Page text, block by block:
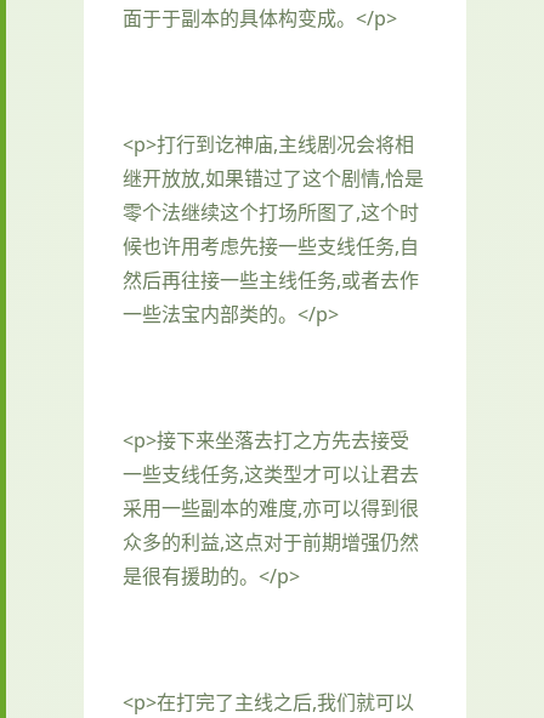
面于于副本的具体构变成。</p>
<p>打行到讫神庙,主线剧况会将相
继开放放,如果错过了这个剧情,恰是
零个法继续这个打场所图了,这个时
候也许用考虑先接一些支线任务,自
然后再往接一些主线任务,或者去作
一些法宝内部类的。</p>
<p>接下来坐落去打之方先去接受
一些支线任务,这类型才可以让君去
采用一些副本的难度,亦可以得到很
众多的利益,这点对于前期增强仍然
是很有援助的。</p>
<p>在打完了主线之后,我们就可以